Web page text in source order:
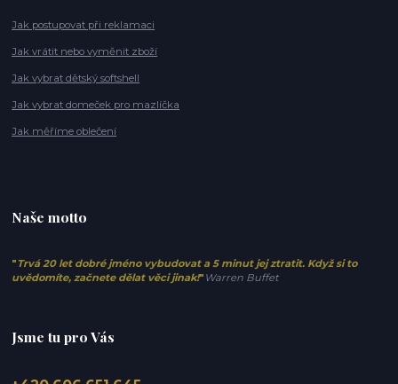
Jak postupovat při reklamaci
Jak vrátit nebo vyměnit zboží
Jak vybrat dětský softshell
Jak vybrat domeček pro mazlíčka
Jak měříme oblečení
Naše motto
" Trvá 20 let dobré jméno vybudovat a 5 minut jej ztratit. Když si to
uvědomíte, začnete dělat věci jinak!" Warren Buffet
Jsme tu pro Vás